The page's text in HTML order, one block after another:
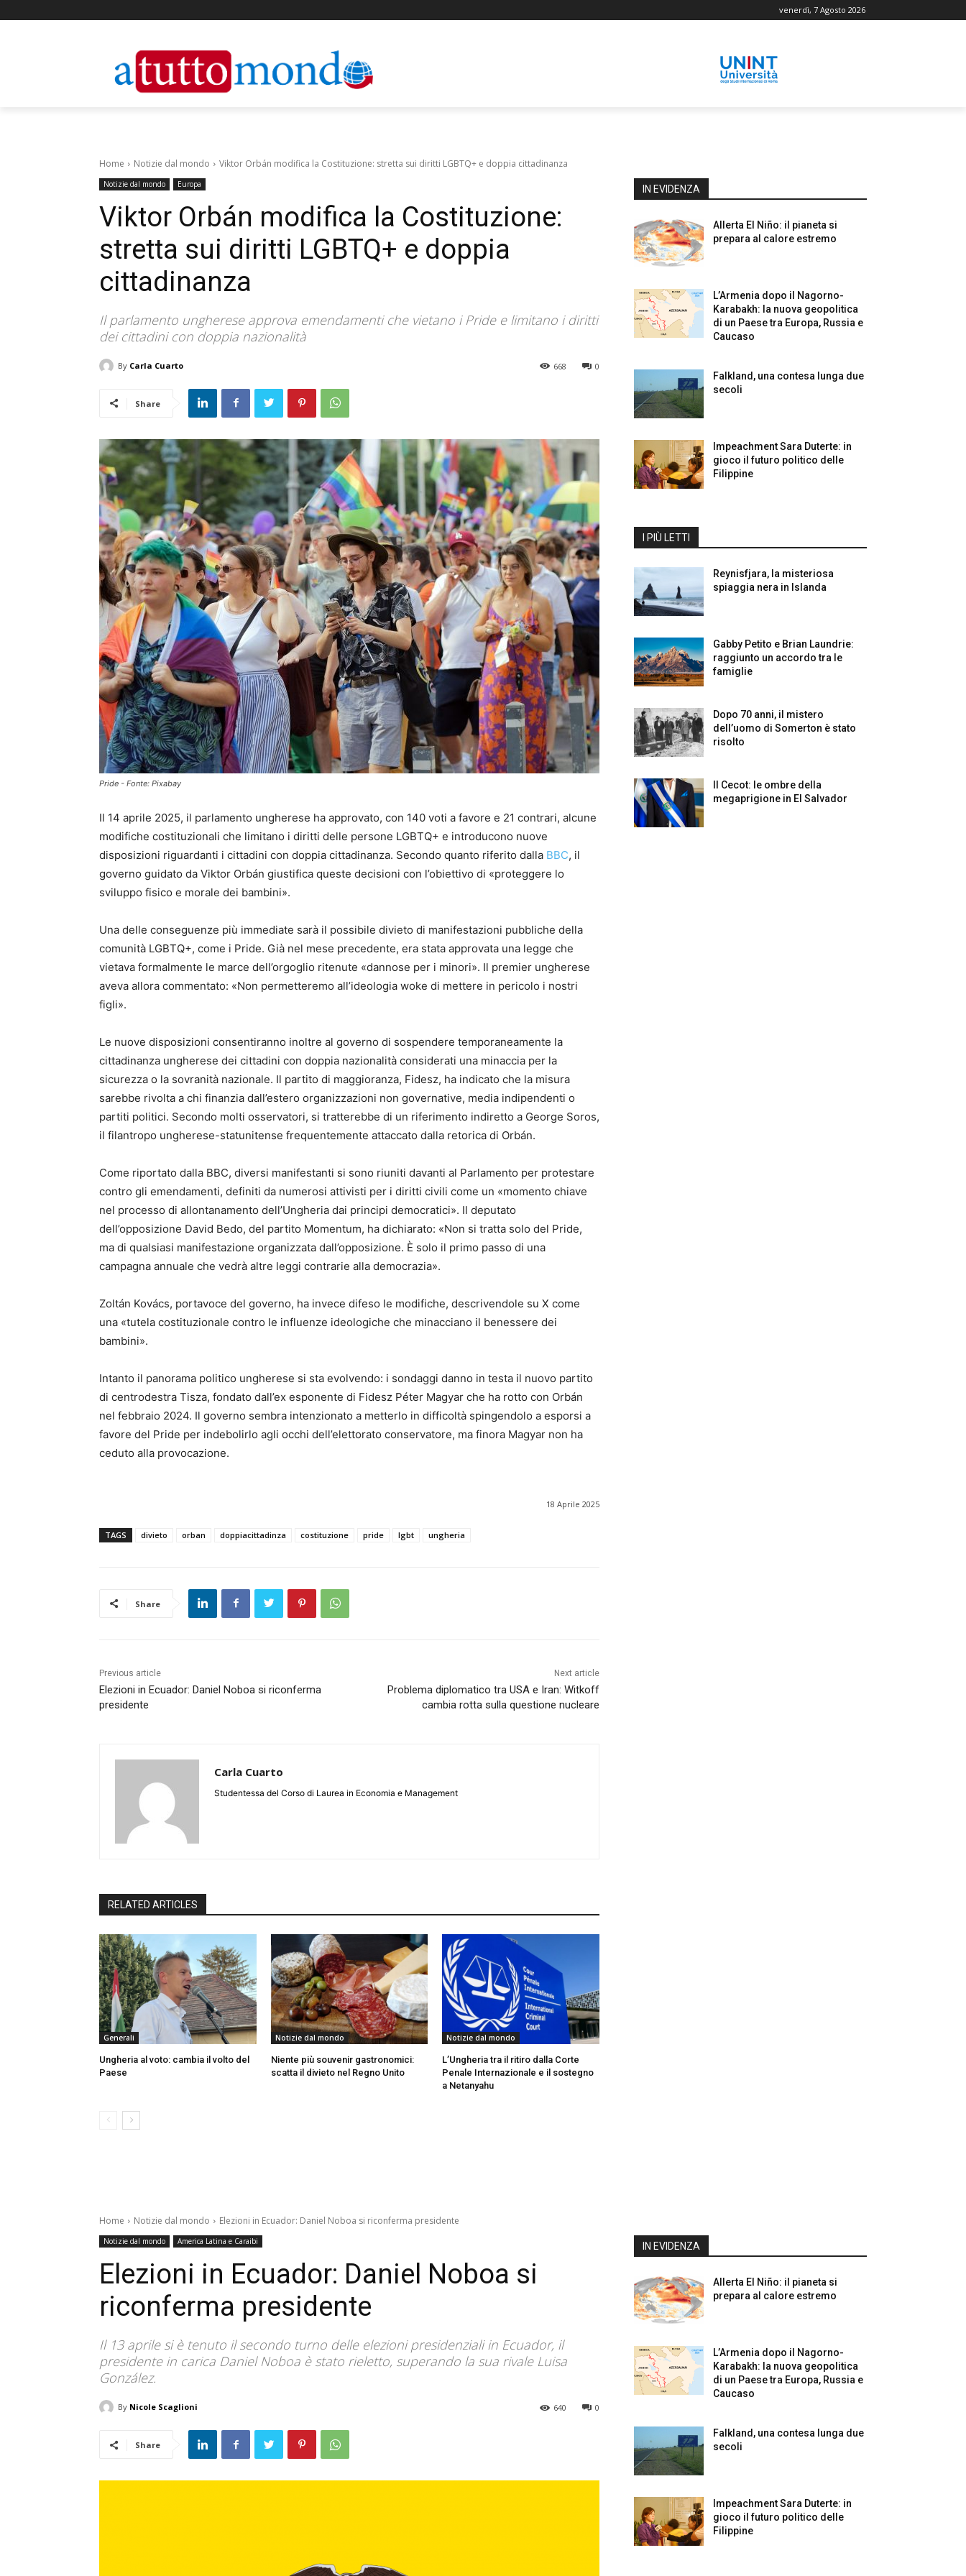
venerdì, 7 Agosto 2026
Home Notizie dal mondo Viktor Orbán modifica la Costituzione: stretta sui diritti LGBTQ+ e doppia cittadinanza
Notizie dal mondo Europa
Viktor Orbán modifica la Costituzione:
stretta sui diritti LGBTQ+ e doppia
cittadinanza
Il parlamento ungherese approva emendamenti che vietano i Pride e limitano i diritti
dei cittadini con doppia nazionalità
By Carla Cuarto 0
668
Share
Pride - Fonte: Pixabay
Il 14 aprile 2025, il parlamento ungherese ha approvato, con 140 voti a favore e 21 contrari, alcune
modifiche costituzionali che limitano i diritti delle persone LGBTQ+ e introducono nuove
disposizioni riguardanti i cittadini con doppia cittadinanza. Secondo quanto riferito dalla BBC, il
governo guidato da Viktor Orbán giustifica queste decisioni con l’obiettivo di «proteggere lo
sviluppo fisico e morale dei bambini».
Una delle conseguenze più immediate sarà il possibile divieto di manifestazioni pubbliche della
comunità LGBTQ+, come i Pride. Già nel mese precedente, era stata approvata una legge che
vietava formalmente le marce dell’orgoglio ritenute «dannose per i minori». Il premier ungherese
aveva allora commentato: «Non permetteremo all’ideologia woke di mettere in pericolo i nostri
figli».
Le nuove disposizioni consentiranno inoltre al governo di sospendere temporaneamente la
cittadinanza ungherese dei cittadini con doppia nazionalità considerati una minaccia per la
sicurezza o la sovranità nazionale. Il partito di maggioranza, Fidesz, ha indicato che la misura
sarebbe rivolta a chi finanzia dall’estero organizzazioni non governative, media indipendenti o
partiti politici. Secondo molti osservatori, si tratterebbe di un riferimento indiretto a George Soros,
il filantropo ungherese-statunitense frequentemente attaccato dalla retorica di Orbán.
Come riportato dalla BBC, diversi manifestanti si sono riuniti davanti al Parlamento per protestare
contro gli emendamenti, definiti da numerosi attivisti per i diritti civili come un «momento chiave
nel processo di allontanamento dell’Ungheria dai principi democratici». Il deputato
dell’opposizione David Bedo, del partito Momentum, ha dichiarato: «Non si tratta solo del Pride,
ma di qualsiasi manifestazione organizzata dall’opposizione. È solo il primo passo di una
campagna annuale che vedrà altre leggi contrarie alla democrazia».
Zoltán Kovács, portavoce del governo, ha invece difeso le modifiche, descrivendole su X come
una «tutela costituzionale contro le influenze ideologiche che minacciano il benessere dei
bambini».
Intanto il panorama politico ungherese si sta evolvendo: i sondaggi danno in testa il nuovo partito
di centrodestra Tisza, fondato dall’ex esponente di Fidesz Péter Magyar che ha rotto con Orbán
nel febbraio 2024. Il governo sembra intenzionato a metterlo in difficoltà spingendolo a esporsi a
favore del Pride per indebolirlo agli occhi dell’elettorato conservatore, ma finora Magyar non ha
ceduto alla provocazione.
18 Aprile 2025
TAGS divieto orban doppiacittadinza costituzione pride lgbt ungheria
Share
Previous article
Elezioni in Ecuador: Daniel Noboa si riconferma
presidente
Next article
Problema diplomatico tra USA e Iran: Witkoff
cambia rotta sulla questione nucleare
Carla Cuarto
Studentessa del Corso di Laurea in Economia e Management
RELATED ARTICLES
Generali
Ungheria al voto: cambia il volto del
Paese
Notizie dal mondo
Niente più souvenir gastronomici:
scatta il divieto nel Regno Unito
Notizie dal mondo
L’Ungheria tra il ritiro dalla Corte
Penale Internazionale e il sostegno
a Netanyahu
IN EVIDENZA
Allerta El Niño: il pianeta si
prepara al calore estremo
L’Armenia dopo il Nagorno-
Karabakh: la nuova geopolitica
di un Paese tra Europa, Russia e
Caucaso
Falkland, una contesa lunga due
secoli
Impeachment Sara Duterte: in
gioco il futuro politico delle
Filippine
I PIÙ LETTI
Reynisfjara, la misteriosa
spiaggia nera in Islanda
Gabby Petito e Brian Laundrie:
raggiunto un accordo tra le
famiglie
Dopo 70 anni, il mistero
dell’uomo di Somerton è stato
risolto
Il Cecot: le ombre della
megaprigione in El Salvador